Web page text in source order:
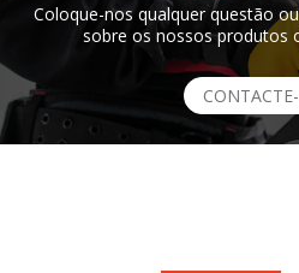
Coloque-nos qualquer questão
sobre os nossos produtos